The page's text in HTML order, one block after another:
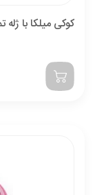
کوکی میلکا با ژله تمشک